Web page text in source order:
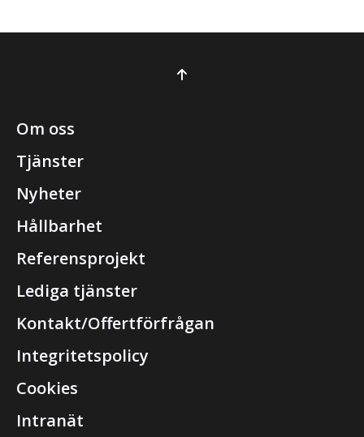
Om oss
Tjänster
Nyheter
Hållbarhet
Referensprojekt
Lediga tjänster
Kontakt/Offertförfrågan
Integritetspolicy
Cookies
Intranät